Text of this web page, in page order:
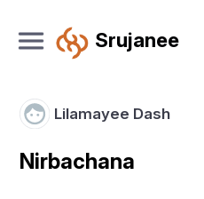
Srujanee
Lilamayee Dash
Nirbachana